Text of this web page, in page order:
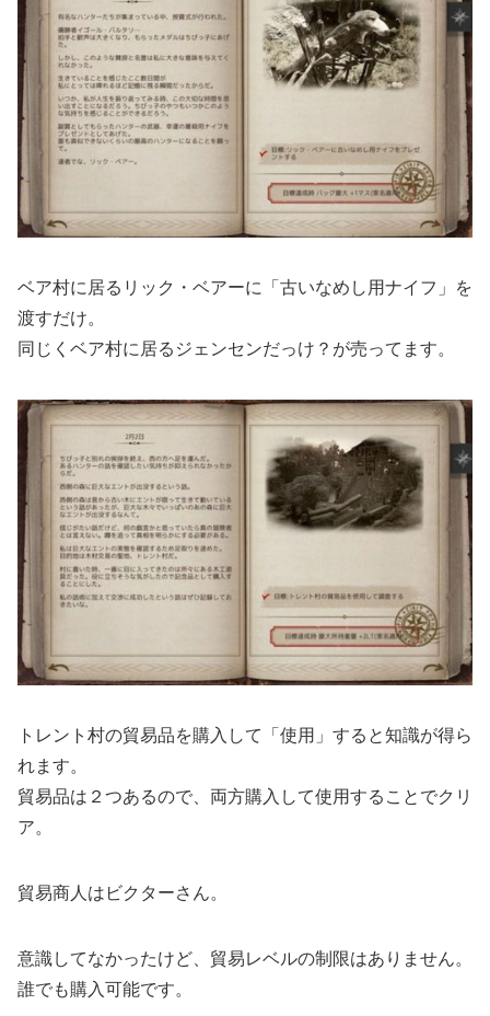
ベア村に居るリック・ベアーに「古いなめし用ナイフ」を
渡すだけ。
同じくベア村に居るジェンセンだっけ？が売ってます。
トレント村の貿易品を購入して「使用」すると知識が得ら
れます。
貿易品は２つあるので、両方購入して使用することでクリ
ア。
貿易商人はビクターさん。
意識してなかったけど、貿易レベルの制限はありません。
誰でも購入可能です。